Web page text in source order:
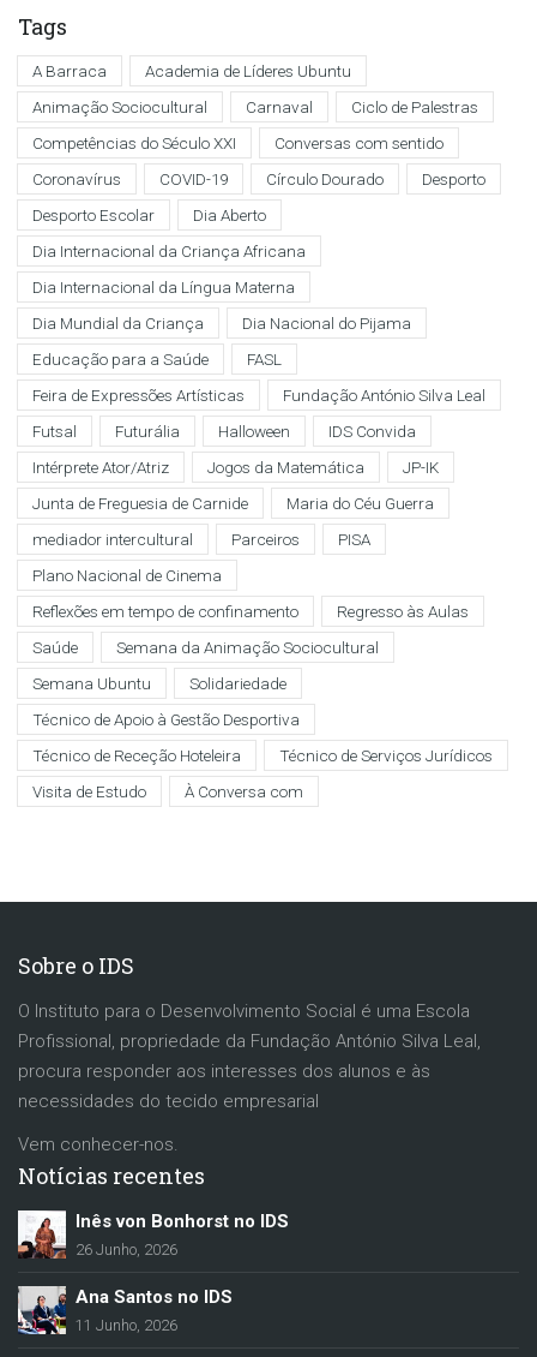
Tags
A Barraca
Academia de Líderes Ubuntu
Animação Sociocultural
Carnaval
Ciclo de Palestras
Competências do Século XXI
Conversas com sentido
Coronavírus
COVID-19 Círculo Dourado
Desporto
Desporto Escolar
Dia Aberto
Dia Internacional da Criança Africana
Dia Internacional da Língua Materna
Dia Mundial da Criança
Dia Nacional do Pijama
Educação para a Saúde
FASL
Feira de Expressões Artísticas
Fundação António Silva Leal
Futsal
Futurália Halloween
IDS Convida
Intérprete Ator/Atriz
Jogos da Matemática
JP-IK
Junta de Freguesia de Carnide
Maria do Céu Guerra
mediador intercultural
Parceiros
PISA
Plano Nacional de Cinema
Reflexões em tempo de confinamento
Regresso às Aulas
Saúde
Semana da Animação Sociocultural
Semana Ubuntu
Solidariedade
Técnico de Apoio à Gestão Desportiva
Técnico de Receção Hoteleira
Técnico de Serviços Jurídicos
Visita de Estudo
À Conversa com
Sobre o IDS
O Instituto para o Desenvolvimento Social é uma Escola
Profissional, propriedade da Fundação António Silva Leal,
procura responder aos interesses dos alunos e às
necessidades do tecido empresarial
Vem conhecer-nos.
Notícias recentes
Inês von Bonhorst no IDS
26 Junho, 2026
Ana Santos no IDS
11 Junho, 2026